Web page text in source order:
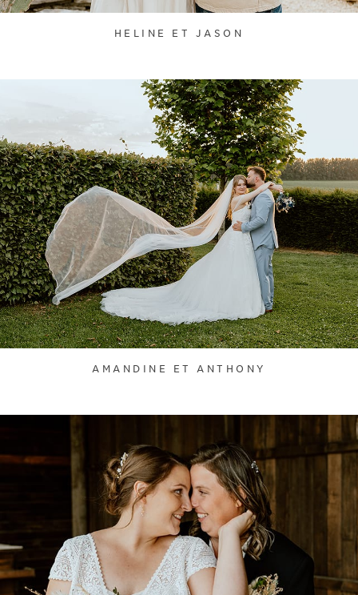
HELINE ET JASON
AMANDINE ET ANTHONY